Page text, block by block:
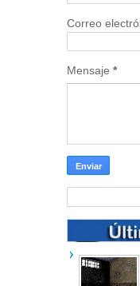
Correo
Mensaje *